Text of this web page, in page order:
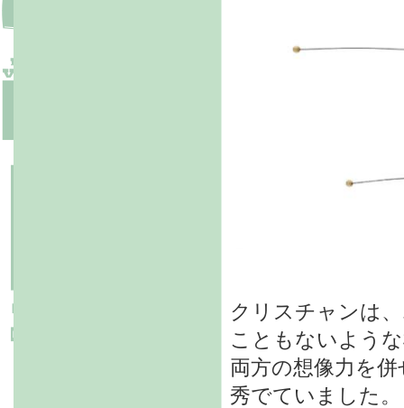
クリスチャンは
こともないよう
両方の想像力を
秀でていました。